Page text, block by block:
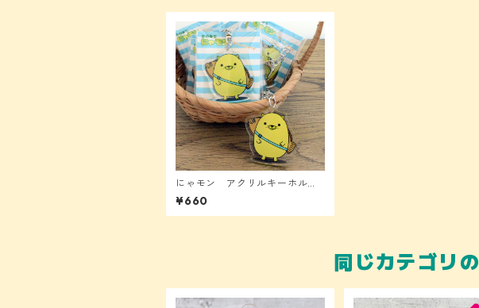
にゃモン アクリルキーホルダ
ー（ノーマル）
¥660
同じカテゴリ